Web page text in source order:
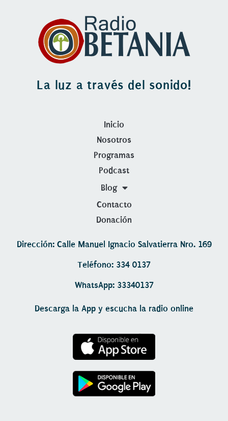
La luz a través del sonido!
Inicio
Nosotros
Programas
Podcast
Blog
Contacto
Donación
Dirección: Calle Manuel Ignacio Salvatierra Nro. 169
Teléfono: 334 0137
WhatsApp: 33340137
Descarga la App y escucha la radio online